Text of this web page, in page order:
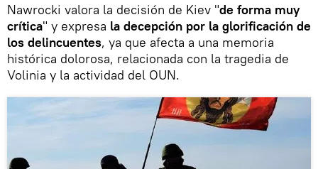
Nawrocki valora la decisión de Kiev "de forma muy
crítica" y expresa la decepción por la glorificación de
los delincuentes, ya que afecta a una memoria
histórica dolorosa, relacionada con la tragedia de
Volinia y la actividad del OUN.